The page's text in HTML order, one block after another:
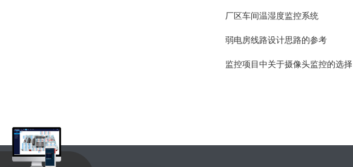
厂区车间温湿度监控系统
弱电房线路设计思路的参考
监控项目中关于摄像头监控的选择